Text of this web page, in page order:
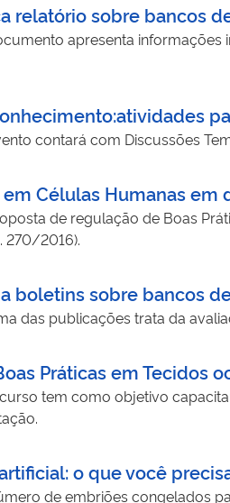
relatório sobre bancos
apresenta
contará com Discussões
em Células Humanas em
de regulação de Boas
270/2016).
boletins sobre bancos
das publicações trata da
Práticas em Tecidos
tem como objetivo
o que você
de embriões congelados